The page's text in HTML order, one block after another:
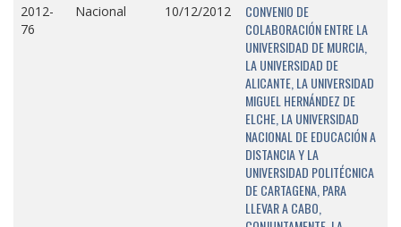
2012-
76
Nacional 10/12/2012
CONVENIO DE
COLABORACIÓN ENTRE LA
UNIVERSIDAD DE MURCIA,
LA UNIVERSIDAD DE
ALICANTE, LA UNIVERSIDAD
MIGUEL HERNÁNDEZ DE
ELCHE, LA UNIVERSIDAD
NACIONAL DE EDUCACIÓN A
DISTANCIA Y LA
UNIVERSIDAD POLITÉCNICA
DE CARTAGENA, PARA
LLEVAR A CABO,